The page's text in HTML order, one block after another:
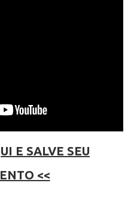
E SALVE SEU
<<